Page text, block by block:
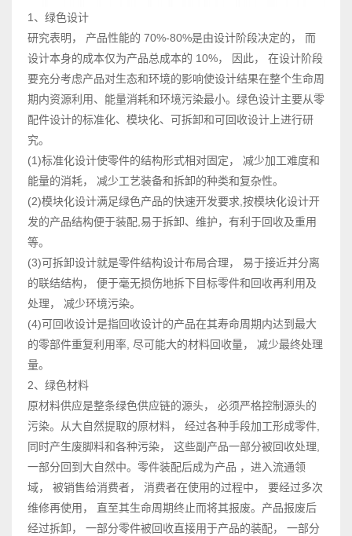
1、绿色设计
研究表明， 产品性能的 70%-80%是由设计阶段决定的， 而
设计本身的成本仅为产品总成本的 10%， 因此， 在设计阶段
要充分考虑产品对生态和环境的影响使设计结果在整个生命周
期内资源利用、能量消耗和环境污染最小。绿色设计主要从零
配件设计的标准化、模块化、可拆卸和可回收设计上进行研
究。
(1)标准化设计使零件的结构形式相对固定， 减少加工难度和
能量的消耗， 减少工艺装备和拆卸的种类和复杂性。
(2)模块化设计满足绿色产品的快速开发要求,按模块化设计开
发的产品结构便于装配,易于拆卸、维护，有利于回收及重用
等。
(3)可拆卸设计就是零件结构设计布局合理， 易于接近并分离
的联结结构， 便于毫无损伤地拆下目标零件和回收再利用及
处理， 减少环境污染。
(4)可回收设计是指回收设计的产品在其寿命周期内达到最大
的零部件重复利用率, 尽可能大的材料回收量， 减少最终处理
量。
2、绿色材料
原材料供应是整条绿色供应链的源头， 必须严格控制源头的
污染。从大自然提取的原材料， 经过各种手段加工形成零件,
同时产生废脚料和各种污染， 这些副产品一部分被回收处理,
一部分回到大自然中。零件装配后成为产品 ，进入流通领
域， 被销售给消费者， 消费者在使用的过程中， 要经过多次
维修再使用， 直至其生命周期终止而将其报废。产品报废后
经过拆卸， 一部分零件被回收直接用于产品的装配， 一部分